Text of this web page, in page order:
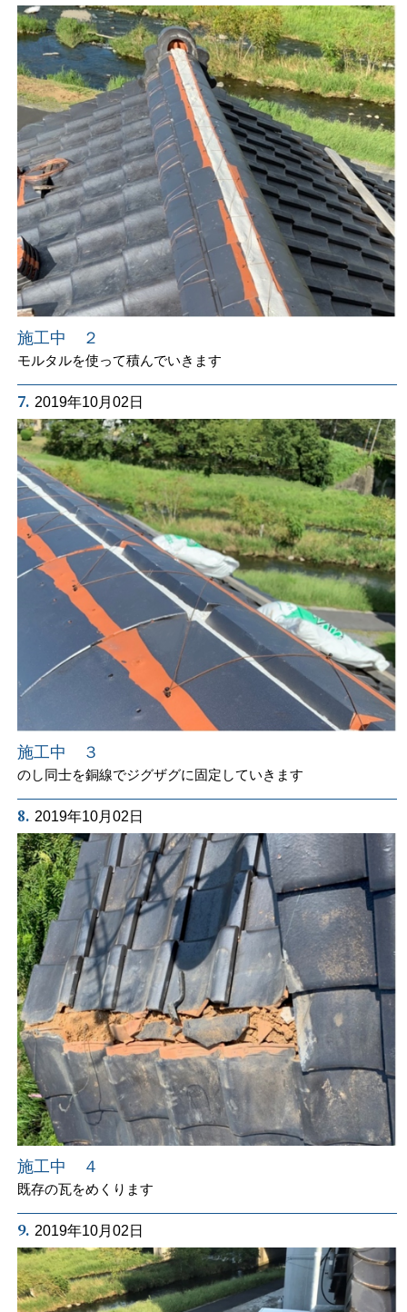
施工中 ２
モルタルを使って積んでいきます
7. 2019年10月02日
施工中 ３
のし同士を銅線でジグザグに固定していきます
8. 2019年10月02日
施工中 ４
既存の瓦をめくります
9. 2019年10月02日